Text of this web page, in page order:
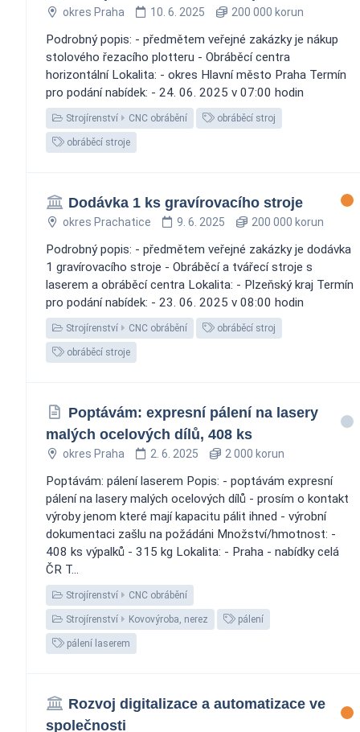
okres Praha 10. 6. 2025 200 000 korun
Podrobný popis: - předmětem veřejné zakázky je nákup
stolového řezacího plotteru - Obráběcí centra
horizontální Lokalita: - okres Hlavní město Praha Termín
pro podání nabídek: - 24. 06. 2025 v 07:00 hodin
Strojírenství CNC obrábění obráběcí stroj
obráběcí stroje
Dodávka 1 ks gravírovacího stroje
okres Prachatice 9. 6. 2025 200 000 korun
Podrobný popis: - předmětem veřejné zakázky je dodávka
1 gravírovacího stroje - Obráběcí a tvářecí stroje s
laserem a obráběcí centra Lokalita: - Plzeňský kraj Termín
pro podání nabídek: - 23. 06. 2025 v 08:00 hodin
Strojírenství CNC obrábění obráběcí stroj
obráběcí stroje
Poptávám: expresní pálení na lasery
malých ocelových dílů, 408 ks
okres Praha 2. 6. 2025 2 000 korun
Poptávám: pálení laserem Popis: - poptávám expresní
pálení na lasery malých ocelových dílů - prosím o kontakt
výroby jenom které mají kapacitu pálit ihned - výrobní
dokumentaci zašlu na požádáni Množství/hmotnost: -
408 ks výpalků - 315 kg Lokalita: - Praha - nabídky celá
ČR T...
Strojírenství CNC obrábění
Strojírenství Kovovýroba, nerez pálení
pálení laserem
Rozvoj digitalizace a automatizace ve
společnosti